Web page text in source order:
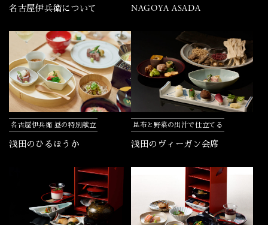
名古屋伊兵衛について
NAGOYA ASADA
名古屋伊兵衛 昼の特別献立
浅田のひるほうか
昆布と野菜の出汁で仕立てる
浅田のヴィーガン会席